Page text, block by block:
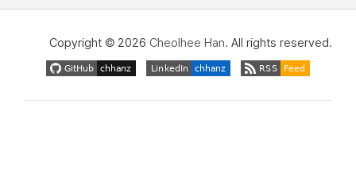
Copyright © 2026 Cheolhee Han. All rights reserved.